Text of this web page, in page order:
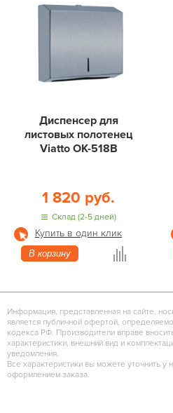
Диспенсер для
листовых полотенец
Viatto OK-518B
1 820 руб.
Склад (2-5 дней)
Купить в один клик
В корзину
Информация, представленная на сайте,
является публичной офертой,
кодекса РФ. Производители вправе
характеристики, внешний вид и
уведомления.
Все характеристики вы можете уточнить
оформлением заказа.